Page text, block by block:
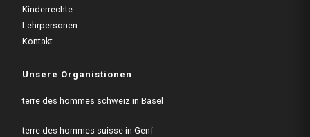
Kinderrechte
Lehrpersonen
Kontakt
Unsere Organistionen
terre des hommes schweiz in Basel
terre des hommes suisse in Genf